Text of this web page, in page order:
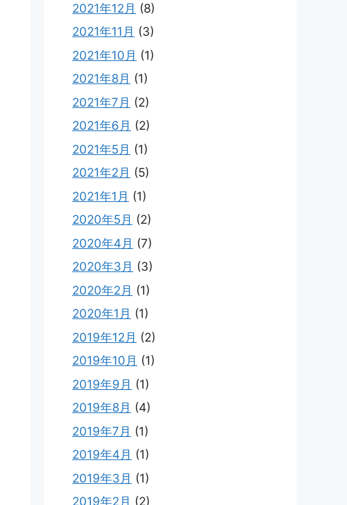
2021年12月 (8)
2021年11月 (3)
2021年10月 (1)
2021年8月 (1)
2021年7月 (2)
2021年6月 (2)
2021年5月 (1)
2021年2月 (5)
2021年1月 (1)
2020年5月 (2)
2020年4月 (7)
2020年3月 (3)
2020年2月 (1)
2020年1月 (1)
2019年12月 (2)
2019年10月 (1)
2019年9月 (1)
2019年8月 (4)
2019年7月 (1)
2019年4月 (1)
2019年3月 (1)
2019年2月 (2)